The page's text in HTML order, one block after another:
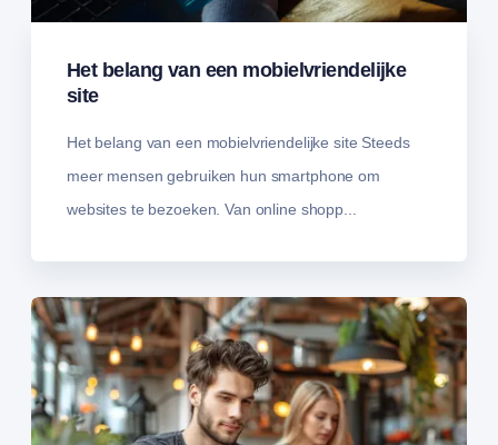
Het belang van een mobielvriendelijke
site
Het belang van een mobielvriendelijke site Steeds
meer mensen gebruiken hun smartphone om
websites te bezoeken. Van online shopp...